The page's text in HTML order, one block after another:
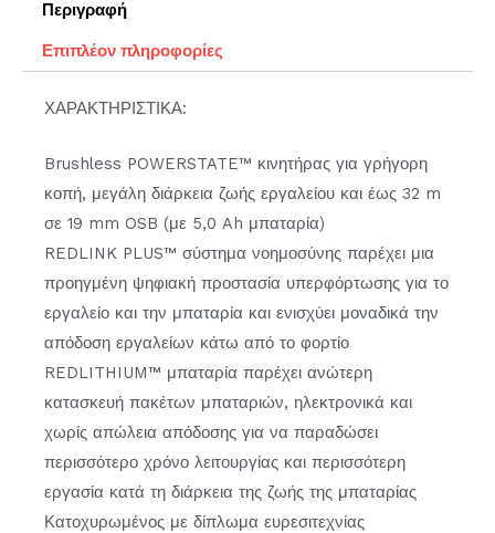
Περιγραφή
Επιπλέον πληροφορίες
ΧΑΡΑΚΤΗΡΙΣΤΙΚΑ:
Brushless POWERSTATE™ κινητήρας για γρήγορη
κοπή, μεγάλη διάρκεια ζωής εργαλείου και έως 32 m
σε 19 mm OSB (με 5,0 Ah μπαταρία)
REDLINK PLUS™ σύστημα νοημοσύνης παρέχει μια
προηγμένη ψηφιακή προστασία υπερφόρτωσης για το
εργαλείο και την μπαταρία και ενισχύει μοναδικά την
απόδοση εργαλείων κάτω από το φορτίο
REDLITHIUM™ μπαταρία παρέχει ανώτερη
κατασκευή πακέτων μπαταριών, ηλεκτρονικά και
χωρίς απώλεια απόδοσης για να παραδώσει
περισσότερο χρόνο λειτουργίας και περισσότερη
εργασία κατά τη διάρκεια της ζωής της μπαταρίας
Κατοχυρωμένος με δίπλωμα ευρεσιτεχνίας